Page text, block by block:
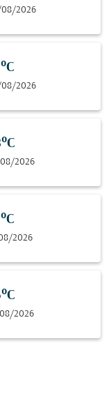
2026
2026
2026
2026
2026